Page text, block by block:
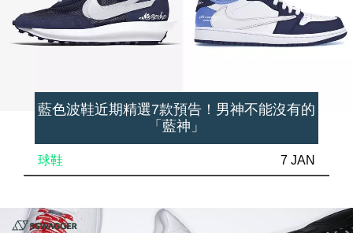
藍色波鞋近期精選7款預告！男神不能沒有的
「藍神」
球鞋 7 JAN